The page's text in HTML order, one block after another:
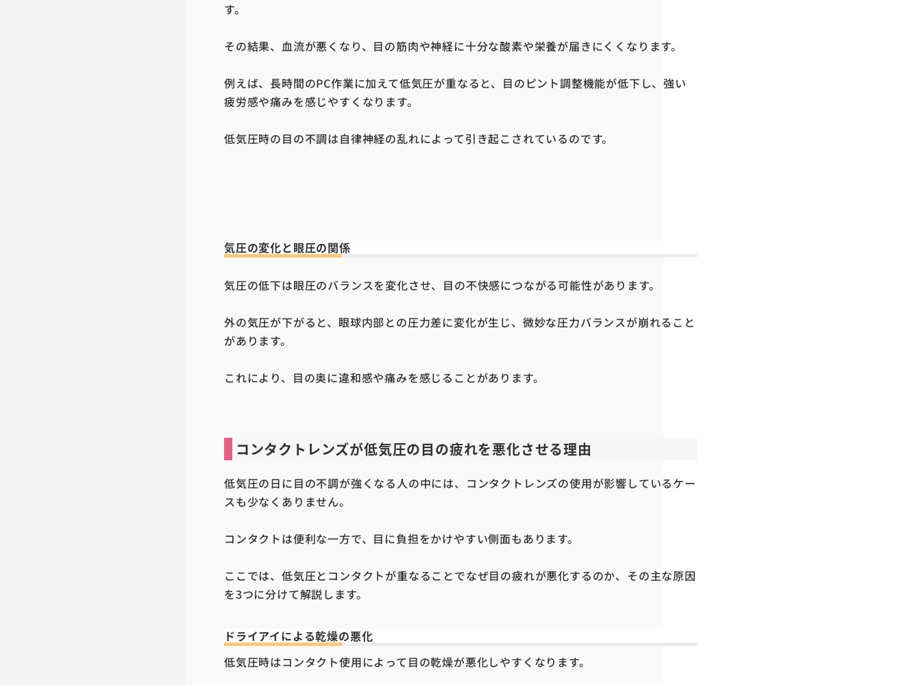
す。
その結果、血流が悪くなり、目の筋肉や神経に十分な酸素や栄養が届きにくくなります。
例えば、長時間のPC作業に加えて低気圧が重なると、目のピント調整機能が低下し、強い
疲労感や痛みを感じやすくなります。
低気圧時の目の不調は自律神経の乱れによって引き起こされているのです。
気圧の変化と眼圧の関係
気圧の低下は眼圧のバランスを変化させ、目の不快感につながる可能性があります。
外の気圧が下がると、眼球内部との圧力差に変化が生じ、微妙な圧力バランスが崩れること
があります。
これにより、目の奥に違和感や痛みを感じることがあります。
コンタクトレンズが低気圧の目の疲れを悪化させる理由
低気圧の日に目の不調が強くなる人の中には、コンタクトレンズの使用が影響しているケー
スも少なくありません。
コンタクトは便利な一方で、目に負担をかけやすい側面もあります。
ここでは、低気圧とコンタクトが重なることでなぜ目の疲れが悪化するのか、その主な原因
を3つに分けて解説します。
ドライアイによる乾燥の悪化
低気圧時はコンタクト使用によって目の乾燥が悪化しやすくなります。